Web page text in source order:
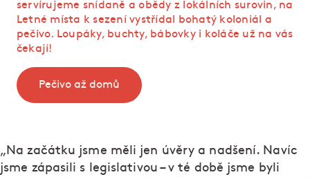
servírujeme snídaně a obědy z lokálních surovin, na
Letné místa k sezení vystřídal bohatý koloniál a
pečivo. Loupáky, buchty, bábovky i koláče už na vás
čekají!
Pečivo až domů
„Na začátku jsme měli jen úvěry a nadšení. Navíc
jsme zápasili s legislativou – v té době jsme byli